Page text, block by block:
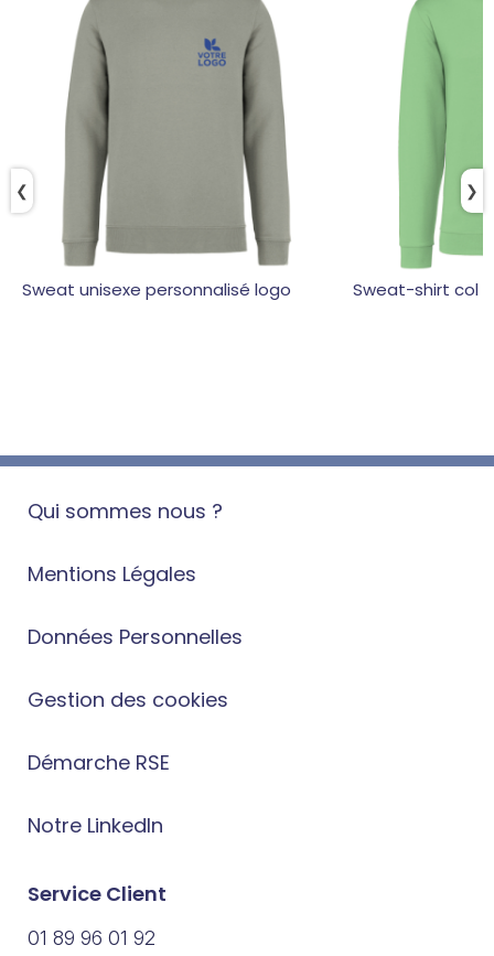
Sweat unisexe personnalisé logo Sweat-shirt col
❯
❮
Qui sommes nous ?
Mentions Légales
Données Personnelles
Gestion des cookies
Démarche RSE
Notre LinkedIn
Service Client
01 89 96 01 92